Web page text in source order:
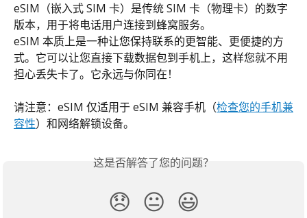
eSIM（嵌入式 SIM 卡）是传统 SIM 卡（物理卡）的数字
版本，用于将电话用户连接到蜂窝服务。
eSIM 本质上是一种让您保持联系的更智能、更便捷的方
式。它可以让您直接下载数据包到手机上，这样您就不用
担心丢失卡了。它永远与你同在！
请注意：eSIM 仅适用于 eSIM 兼容手机（检查您的手机兼
容性）和网络解锁设备。
这是否解答了您的问题？
😞 😐 😃